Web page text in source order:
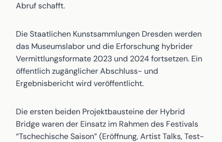
Abruf schafft.
Die Staatlichen Kunstsammlungen Dresden werden
das Museumslabor und die Erforschung hybrider
Vermittlungsformate 2023 und 2024 fortsetzen. Ein
öffentlich zugänglicher Abschluss- und
Ergebnisbericht wird veröffentlicht.
Die ersten beiden Projektbausteine der Hybrid
Bridge waren der Einsatz im Rahmen des Festivals
“Tschechische Saison” (Eröffnung, Artist Talks, Test-